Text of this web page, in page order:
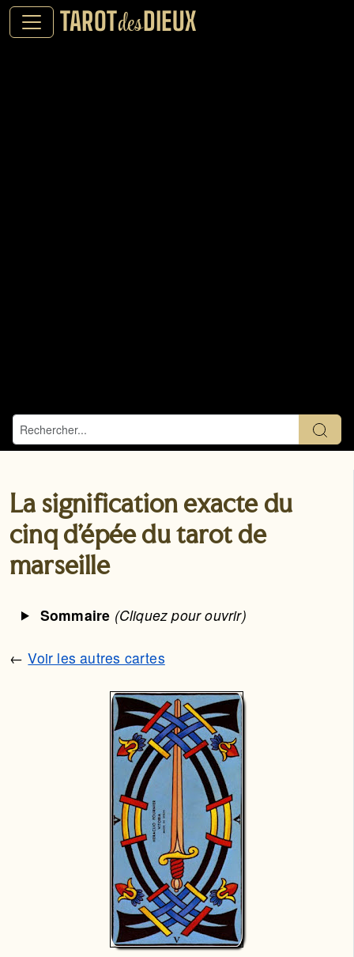
TAROTdesDIEUX
La signification exacte du
cinq d’épée du tarot de
marseille
Sommaire (Cliquez pour ouvrir)
←Voir les autres cartes